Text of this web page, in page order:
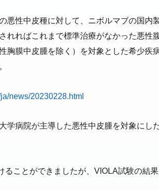
悪性中皮種に対して、ニボルマブの国内
れればこれまで標準治療がなかった悪性
胸膜中皮腫を除く）を対象とした希少疾
news/20230228.html
学病院が主導した悪性中皮腫を対象にし
ることができましたが、VIOLA試験の結